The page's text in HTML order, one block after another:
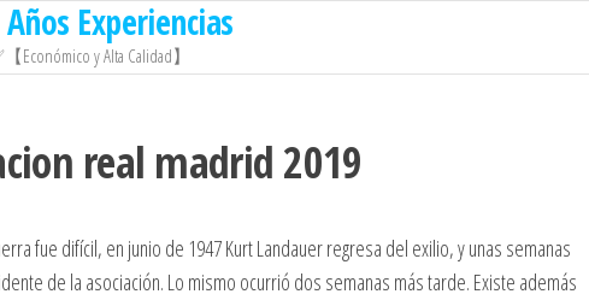
Experiencias
Económico y Alta Calidad】
real madrid 2019
fue difícil, en junio de 1947 Kurt Landauer regresa del exilio, y unas semanas
de la asociación. Lo mismo ocurrió dos semanas más tarde. Existe además